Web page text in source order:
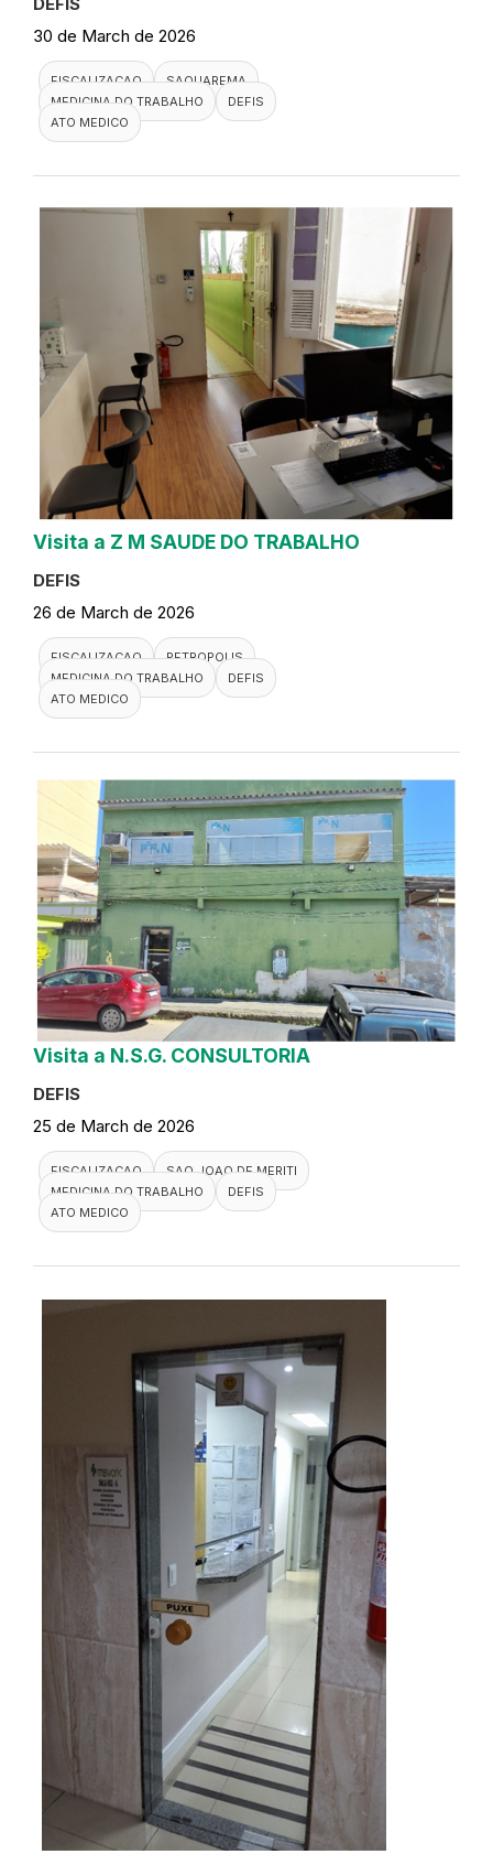
DEFIS
30 de March de 2026
FISCALIZACAO
SAQUAREMA
MEDICINA DO TRABALHO
DEFIS
ATO MEDICO
Visita a Z M SAUDE DO TRABALHO
DEFIS
26 de March de 2026
FISCALIZACAO
PETROPOLIS
MEDICINA DO TRABALHO
DEFIS
ATO MEDICO
Visita a N.S.G. CONSULTORIA
DEFIS
25 de March de 2026
FISCALIZACAO
SAO JOAO DE MERITI
MEDICINA DO TRABALHO
DEFIS
ATO MEDICO